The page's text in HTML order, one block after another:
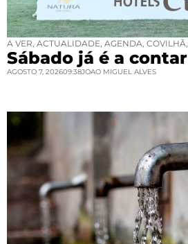
A VER, ACTUALIDADE, AGENDA, COVILHÃ,
Sábado já é a contar
AGOSTO 7, 202609:38JOAO MIGUEL ALVES